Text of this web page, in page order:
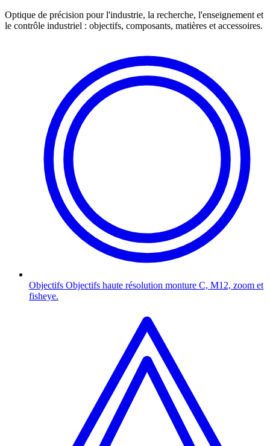
Optique de précision pour l'industrie, la recherche, l'enseignement et
le contrôle industriel : objectifs, composants, matières et accessoires.
Objectifs Objectifs haute résolution monture C, M12, zoom et
fisheye.